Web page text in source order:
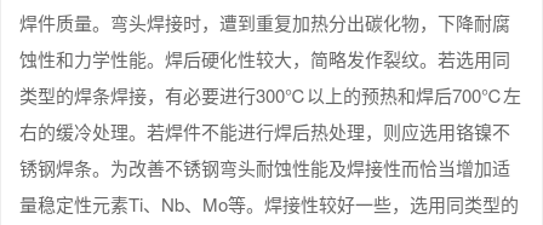
焊件质量。弯头焊接时，遭到重复加热分出碳化物，下降耐腐
蚀性和力学性能。焊后硬化性较大，简略发作裂纹。若选用同
类型的焊条焊接，有必要进行300℃以上的预热和焊后700℃左
右的缓冷处理。若焊件不能进行焊后热处理，则应选用铬镍不
锈钢焊条。为改善不锈钢弯头耐蚀性能及焊接性而恰当增加适
量稳定性元素Ti、Nb、Mo等。焊接性较好一些，选用同类型的